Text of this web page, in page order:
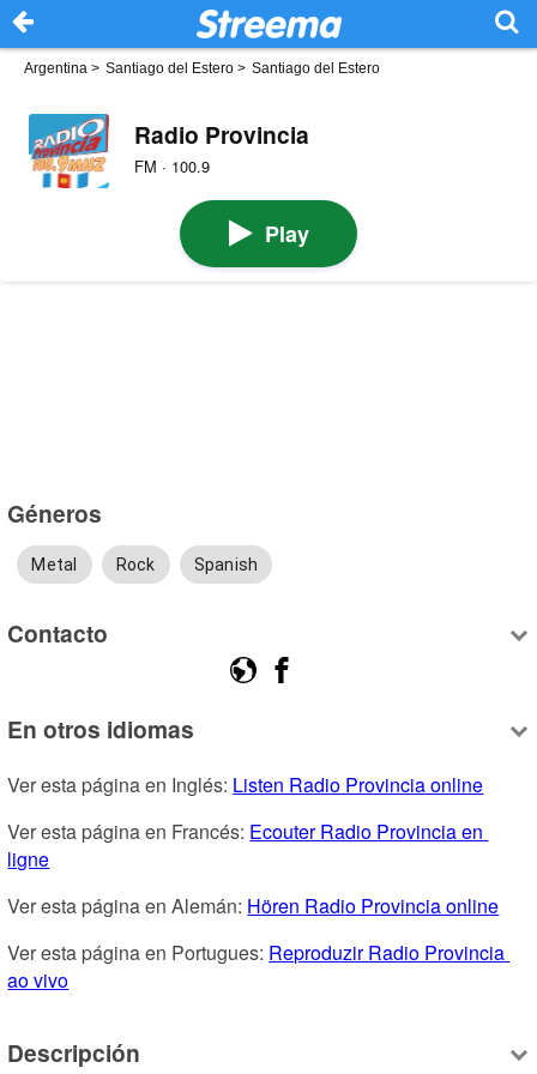
Argentina > Santiago del Estero > Santiago del Estero
Radio Provincia
FM · 100.9
Play
Géneros
Metal Rock Spanish
Contacto
En otros idiomas
Ver esta página en Inglés: Listen Radio Provincia online
Ver esta página en Francés: Ecouter Radio Provincia en
ligne
Ver esta página en Alemán: Hören Radio Provincia online
Ver esta página en Portugues: Reproduzir Radio Provincia
ao vivo
Descripción